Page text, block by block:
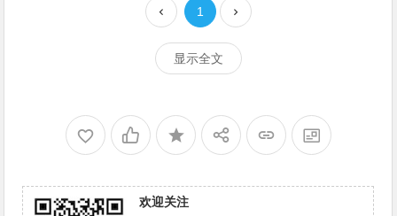
1
显示全文
欢迎关注